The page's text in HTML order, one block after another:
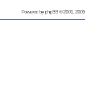
Powered byphpBB© 2001,